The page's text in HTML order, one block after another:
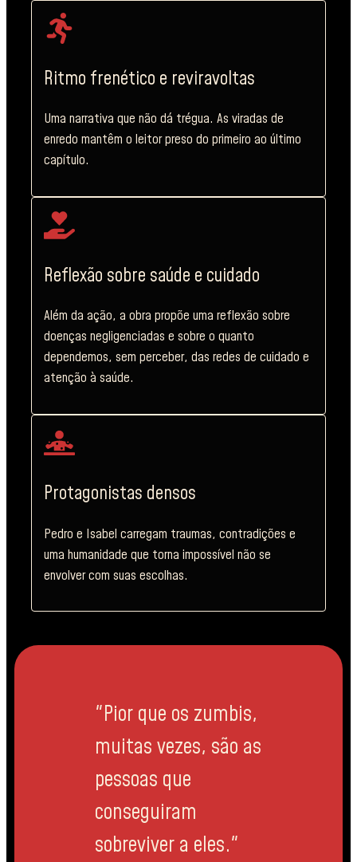
Ritmo frenético e reviravoltas
Uma narrativa que não dá trégua. As viradas de
enredo mantêm o leitor preso do primeiro ao último
capítulo.
Reflexão sobre saúde e cuidado
Além da ação, a obra propõe uma reflexão sobre
doenças negligenciadas e sobre o quanto
dependemos, sem perceber, das redes de cuidado e
atenção à saúde.
Protagonistas densos
Pedro e Isabel carregam traumas, contradições e
uma humanidade que torna impossível não se
envolver com suas escolhas.
"Pior que os zumbis,
muitas vezes, são as
pessoas que
conseguiram
sobreviver a eles."